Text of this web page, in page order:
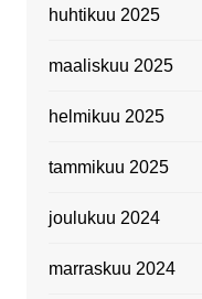
huhtikuu 2025
maaliskuu 2025
helmikuu 2025
tammikuu 2025
joulukuu 2024
marraskuu 2024